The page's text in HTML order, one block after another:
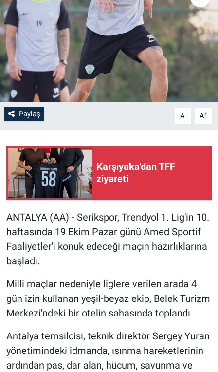
Paylaş A- A+
Karşıyaka'dan TFF
ziyareti
ANTALYA (AA) - Serikspor, Trendyol 1. Lig'in 10.
haftasında 19 Ekim Pazar günü Amed Sportif
Faaliyetler'i konuk edeceği maçın hazırlıklarına
başladı.
Milli maçlar nedeniyle liglere verilen arada 4
gün izin kullanan yeşil-beyaz ekip, Belek Turizm
Merkezi'ndeki bir otelin sahasında toplandı.
Antalya temsilcisi, teknik direktör Sergey Yuran
yönetimindeki idmanda, ısınma hareketlerinin
ardından pas, dar alan, hücum, savunma ve